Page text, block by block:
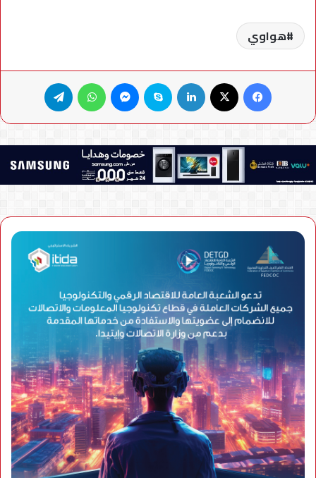
هواوي
فيسبوك لينكدإن سكايب ماسنجر واتساب